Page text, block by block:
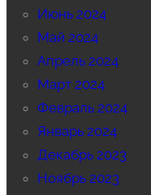
Июнь 2024
Май 2024
Апрель 2024
Март 2024
Февраль 2024
Январь 2024
Декабрь 2023
Ноябрь 2023